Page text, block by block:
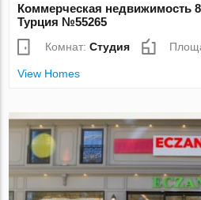
Коммерческая недвижимость
Турция №55265
Комнат:Студия
View Homes